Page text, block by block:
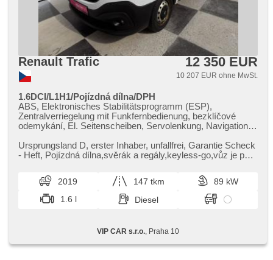
Renault Trafic 12 350 EUR
10 207 EUR ohne MwSt.
1.6DCI/L1H1/Pojízdná dílna/DPH
ABS, Elektronisches Stabilitätsprogramm (ESP),
Zentralverriegelung mit Funkfernbedienung, bezklíčové
odemykání, El. Seitenscheiben, Servolenkung, Navigation,
Leuchten, Anhängerkupplung, Start-Stop System,
Antriebsschlupfregelung (ASR), parkovací senzory zadní,
Außenthermometer, beheizte Spiegel,
Beifahrerairbagdeaktivierung, El. Spiegel, Lenkrad
einstellbar, Abnutzungssensor des Bremsbelages, Telefon,
Android Auto, Autoradio, Positionssitze, Ausziehbare
Heckscheibenwischer, Anhängevorrichtung, Klimaanlage,
4x Airbag, Handgetriebe, 6 Geschwindigkeitsgänge
Ursprungsland D,​ erster Inhaber,​ unfallfrei,​ Garantie Scheck​
- Heft,​ Pojízdná dílna,​svěrák a regály,​keyless​-go,​vůz je po
2019 147 tkm
89 kW
1.6 l
Diesel
VIP CAR s.r.o. , Praha 10